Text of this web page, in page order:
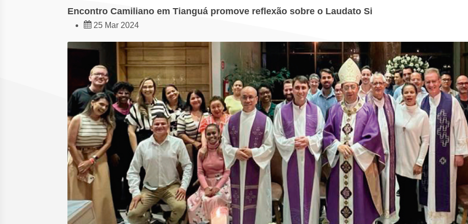
Encontro Camiliano em Tianguá promove reflexão sobre o Laudato Si
25 Mar 2024